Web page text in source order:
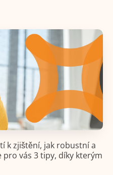
k zjištění, jak robustní a
vás 3 tipy, díky kterým